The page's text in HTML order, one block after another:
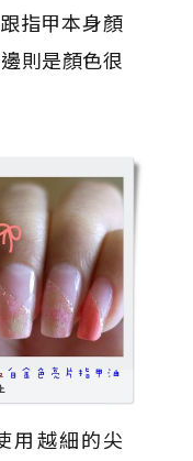
指甲本身顏
則是顏色很
用越細的尖